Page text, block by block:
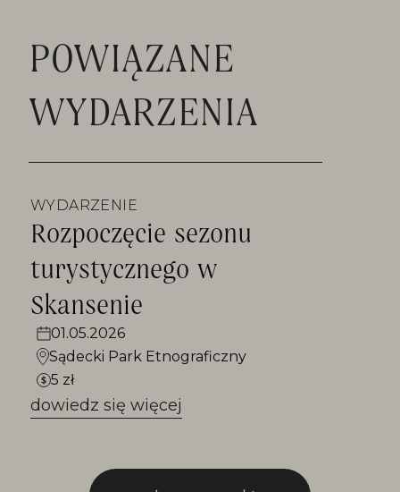
POWIĄZANE
WYDARZENIA
WYDARZENIE
Rozpoczęcie sezonu
turystycznego w
Skansenie
01.05.2026
Sądecki Park Etnograficzny
5 zł
dowiedz się więcej